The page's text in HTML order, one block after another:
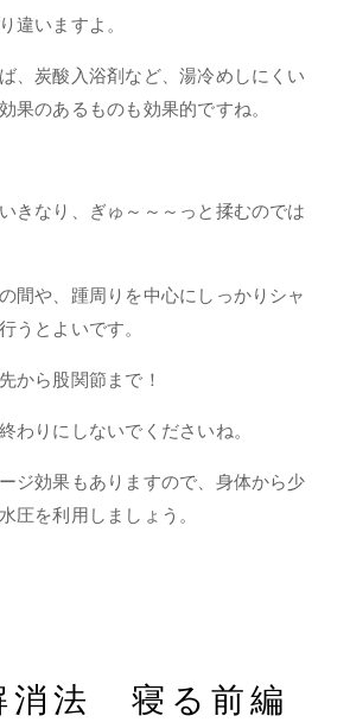
違いますよ。
、炭酸入浴剤など、湯冷めしにくい
果のあるものも効果的ですね。
きなり、ぎゅ～～～っと揉むのでは
間や、踵周りを中心にしっかりシャ
うとよいです。
から股関節まで！
わりにしないでくださいね。
ジ効果もありますので、身体から少
圧を利用しましょう。
消法 寝る前編